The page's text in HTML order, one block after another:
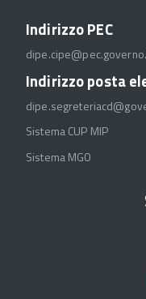
Indirizzo PEC
Indirizzo posta
Sistema CUP MIP
Sistema MGO